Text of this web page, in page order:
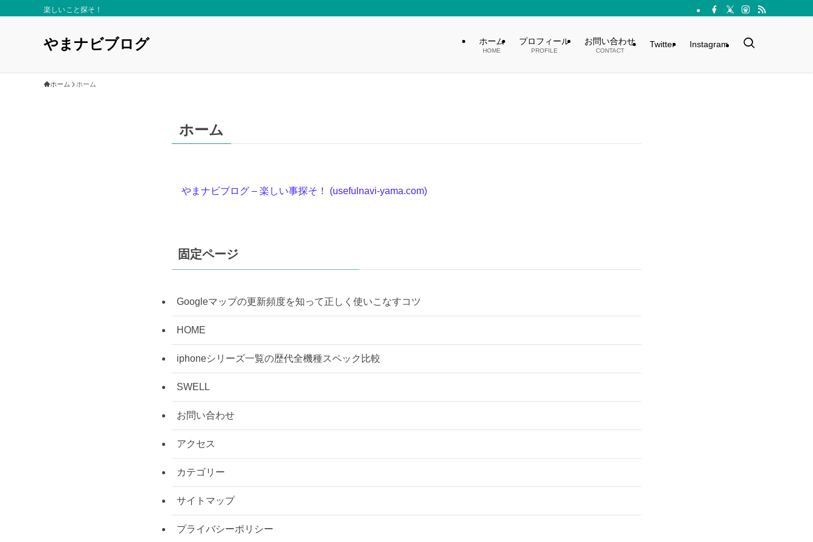
楽しいこと探そ！
やまナビブログ ホーム
HOME
プロフィール
PROFILE
お問い合わせ
CONTACT
Twitter Instagram
ホーム ホーム
ホーム
やまナビブログ – 楽しい事探そ！ (usefulnavi-yama.com)
固定ページ
Googleマップの更新頻度を知って正しく使いこなすコツ
HOME
iphoneシリーズ一覧の歴代全機種スペック比較
SWELL
お問い合わせ
アクセス
カテゴリー
サイトマップ
プライバシーポリシー